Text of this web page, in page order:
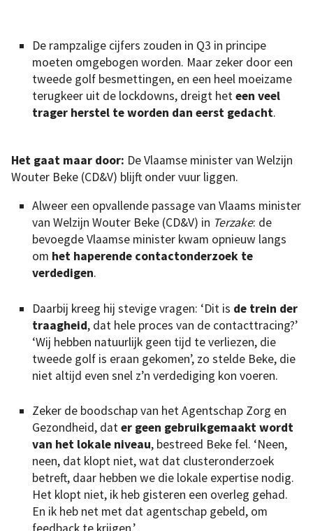
De rampzalige cijfers zouden in Q3 in principe
moeten omgebogen worden. Maar zeker door een
tweede golf besmettingen, en een heel moeizame
terugkeer uit de lockdowns, dreigt heteen veel
trager herstel te worden dan eerst gedacht.
Het gaat maar door: De Vlaamse minister van Welzijn
Wouter Beke (CD&V) blijft onder vuur liggen.
Alweer een opvallende passage van Vlaams minister
van Welzijn Wouter Beke (CD&V) in Terzake: de
bevoegde Vlaamse minister kwam opnieuw langs
om het haperende contactonderzoek te
verdedigen.
Daarbij kreeg hij stevige vragen: ‘Dit is de trein der
traagheid, dat hele proces van de contacttracing?’
‘Wij hebben natuurlijk geen tijd te verliezen, die
tweede golf is eraan gekomen’, zo stelde Beke, die
niet altijd even snel z’n verdediging kon voeren.
Zeker de boodschap van het Agentschap Zorg en
Gezondheid, dater geen gebruikgemaakt wordt
van het lokale niveau, bestreed Beke fel. ‘Neen,
neen, dat klopt niet, wat dat clusteronderzoek
betreft, daar hebben we die lokale expertise nodig.
Het klopt niet, ik heb gisteren een overleg gehad.
En ik heb net met dat agentschap gebeld, om